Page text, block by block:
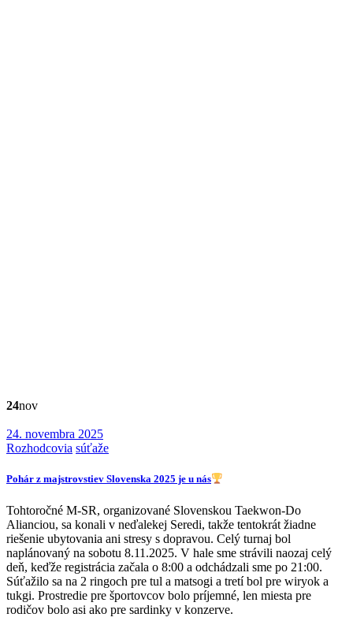
24nov
24. novembra 2025
Rozhodcovia súťaže
Pohár z majstrovstiev Slovenska 2025 je u nás
Tohtoročné M-SR, organizované Slovenskou Taekwon-Do
Alianciou, sa konali v neďalekej Seredi, takže tentokrát žiadne
riešenie ubytovania ani stresy s dopravou. Celý turnaj bol
naplánovaný na sobotu 8.11.2025. V hale sme strávili naozaj celý
deň, keďže registrácia začala o 8:00 a odchádzali sme po 21:00.
Súťažilo sa na 2 ringoch pre tul a matsogi a tretí bol pre wiryok a
tukgi. Prostredie pre športovcov bolo príjemné, len miesta pre
rodičov bolo asi ako pre sardinky v konzerve.